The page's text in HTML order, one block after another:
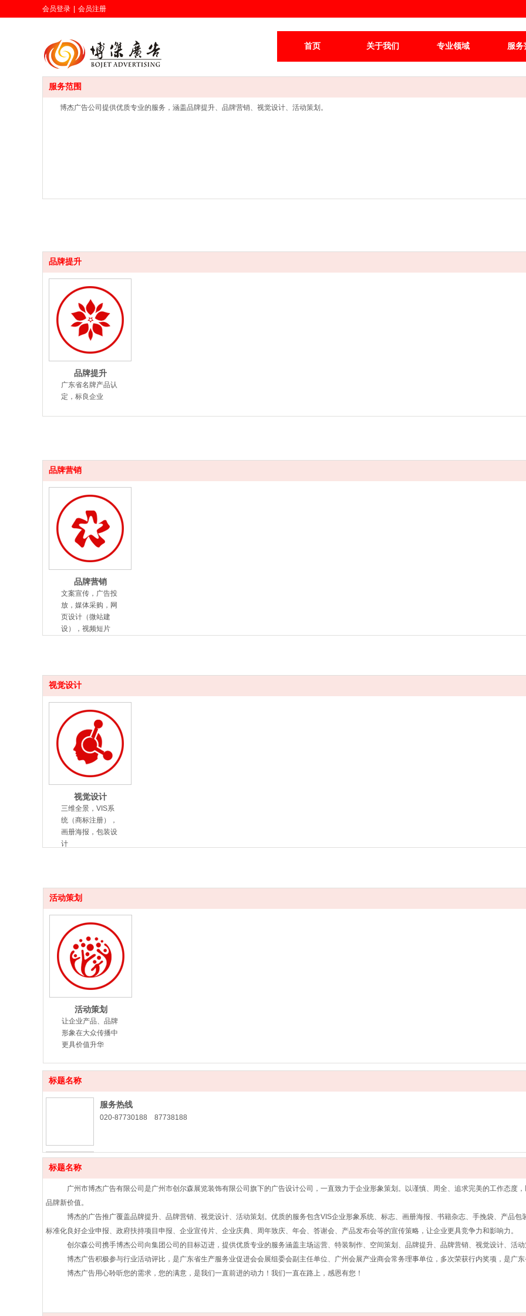
首页 关于我们 专业领域 服务
会员登录 会员注册
服务范围
博杰广告公司提供优质专业的服务，涵盖品牌提升、品牌营销、视觉设计、活动策划。
品牌提升
品牌提升
广东省名牌产品认
定，标良企业
品牌营销
品牌营销
文案宣传，广告投
放，媒体采购，网
页设计（微站建
设），视频短片
视觉设计
视觉设计
三维全景，VIS系
统（商标注册），
画册海报，包装设
计
活动策划
活动策划
让企业产品、品牌
形象在大众传播中
更具价值升华
标题名称
服务热线
020-87730188 87738188
客服QQ
服务资讯项目合作
adwalk@163.com
标题名称
广州市博杰广告有限公司是广州市创尔森展览装饰有限公司旗下的广告设计公司，一直致力于企业形象策划。以谨慎、周全、追求完美的工作态度
品牌新价值。
博杰的广告推广覆盖品牌提升、品牌营销、视觉设计、活动策划。优质的服务包含VIS企业形象系统、标志、画册海报、书籍杂志、手挽袋、产品
标准化良好企业申报、政府扶持项目申报、企业宣传片、企业庆典、周年致庆、年会、答谢会、产品发布会等的宣传策略，让企业更具竞争力和影响力。
创尔森公司携手博杰公司向集团公司的目标迈进，提供优质专业的服务涵盖主场运营、特装制作、空间策划、品牌提升、品牌营销、视觉设计、活
博杰广告积极参与行业活动评比，是广东省生产服务业促进会会展组委会副主任单位、广州会展产业商会常务理事单位，多次荣获行内奖项，是广
博杰广告用心聆听您的需求，您的满意，是我们一直前进的动力！我们一直在路上，感恩有您！